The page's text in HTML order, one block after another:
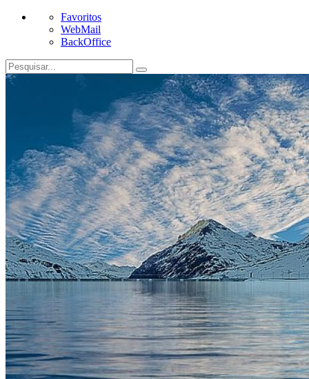
Favoritos
WebMail
BackOffice